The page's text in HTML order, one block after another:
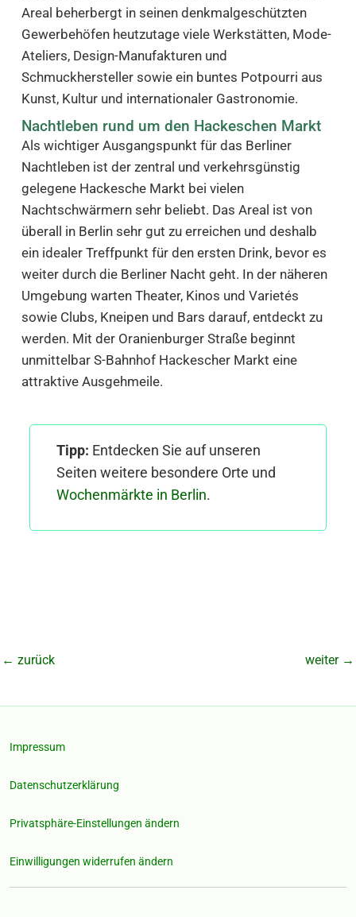
Areal beherbergt in seinen denkmalgeschützten
Gewerbehöfen heutzutage viele Werkstätten, Mode-
Ateliers, Design-Manufakturen und
Schmuckhersteller sowie ein buntes Potpourri aus
Kunst, Kultur und internationaler Gastronomie.
Nachtleben rund um den Hackeschen Markt
Als wichtiger Ausgangspunkt für das Berliner
Nachtleben ist der zentral und verkehrsgünstig
gelegene Hackesche Markt bei vielen
Nachtschwärmern sehr beliebt. Das Areal ist von
überall in Berlin sehr gut zu erreichen und deshalb
ein idealer Treffpunkt für den ersten Drink, bevor es
weiter durch die Berliner Nacht geht. In der näheren
Umgebung warten Theater, Kinos und Varietés
sowie Clubs, Kneipen und Bars darauf, entdeckt zu
werden. Mit der Oranienburger Straße beginnt
unmittelbar S-Bahnhof Hackescher Markt eine
attraktive Ausgehmeile.
Tipp: Entdecken Sie auf unseren
Seiten weitere besondere Orte und
Wochenmärkte in Berlin.
← zurück weiter →
Impressum
Datenschutzerklärung
Privatsphäre-Einstellungen ändern
Einwilligungen widerrufen ändern